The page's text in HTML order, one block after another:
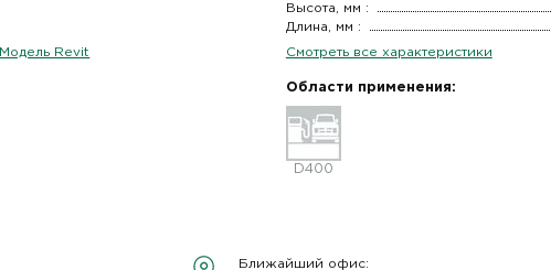
Модель Revit
Высота, мм :
Длина, мм :
Смотреть все характеристики
Области применения:
D400
Ближайший офис: